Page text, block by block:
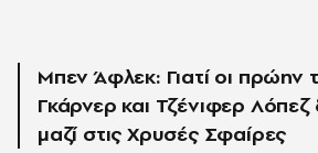
Μπεν Άφλεκ: Γιατί οι πρώην
Γκάρνερ και Τζένιφερ
μαζί στις Χρυσές Σφαίρες